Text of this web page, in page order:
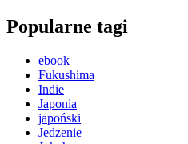
Popularne tagi
ebook
Fukushima
Indie
Japonia
japoński
Jedzenie